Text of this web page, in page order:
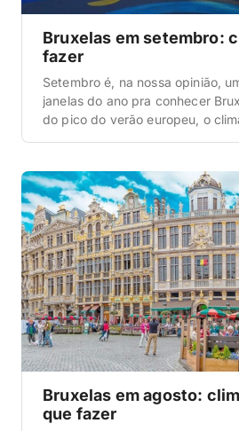
Bruxelas em setembro:
fazer
Setembro é, na nossa opinião,
janelas do ano pra conhecer
do pico do verão europeu, o
as filas diminuem e ainda rola
nessa época, o que mais
dava pra […]
Bruxelas em agosto:
que fazer